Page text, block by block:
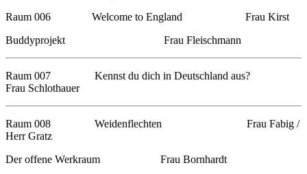
Raum 006 Welcome to England Frau Kirst
Buddyprojekt Frau Fleischmann
Raum 007 Kennst du dich in Deutschland aus?
Frau Schlothauer
Raum 008 Weidenflechten Frau Fabig /
Herr Gratz
Der offene Werkraum Frau Bornhardt